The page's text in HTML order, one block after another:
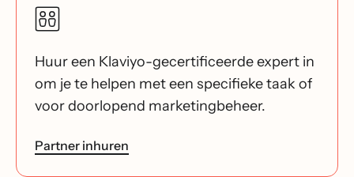
Huur een Klaviyo-gecertificeerde expert in
om je te helpen met een specifieke taak of
voor doorlopend marketingbeheer.
Partner inhuren